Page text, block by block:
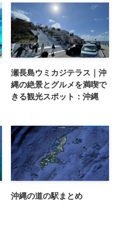
瀬長島ウミカジテラス｜沖
縄の絶景とグルメを満喫で
きる観光スポット：沖縄
沖縄の道の駅まとめ